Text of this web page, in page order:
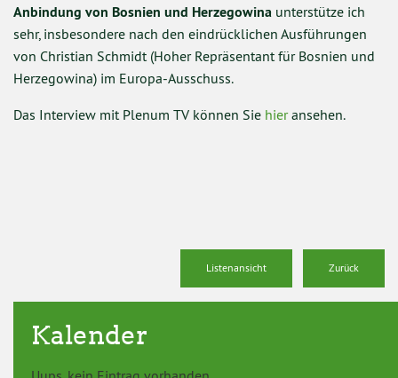
Anbindung von Bosnien und Herzegowina unterstütze ich
sehr, insbesondere nach den eindrücklichen Ausführungen
von Christian Schmidt (Hoher Repräsentant für Bosnien und
Herzegowina) im Europa-Ausschuss.
Das Interview mit Plenum TV können Sie hieransehen.
Listenansicht Zurück
Kalender